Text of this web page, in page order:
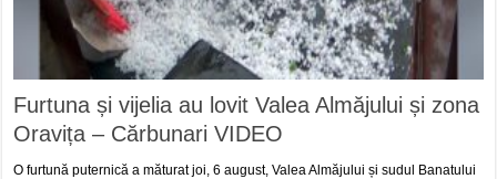
Furtuna și vijelia au lovit Valea Almăjului și zona
Oravița – Cărbunari VIDEO
O furtună puternică a măturat joi, 6 august, Valea Almăjului și sudul Banatului